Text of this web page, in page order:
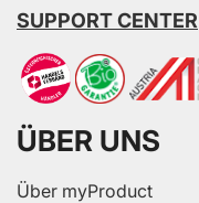
SUPPORT CENTER
ÜBER UNS
Über myProduct